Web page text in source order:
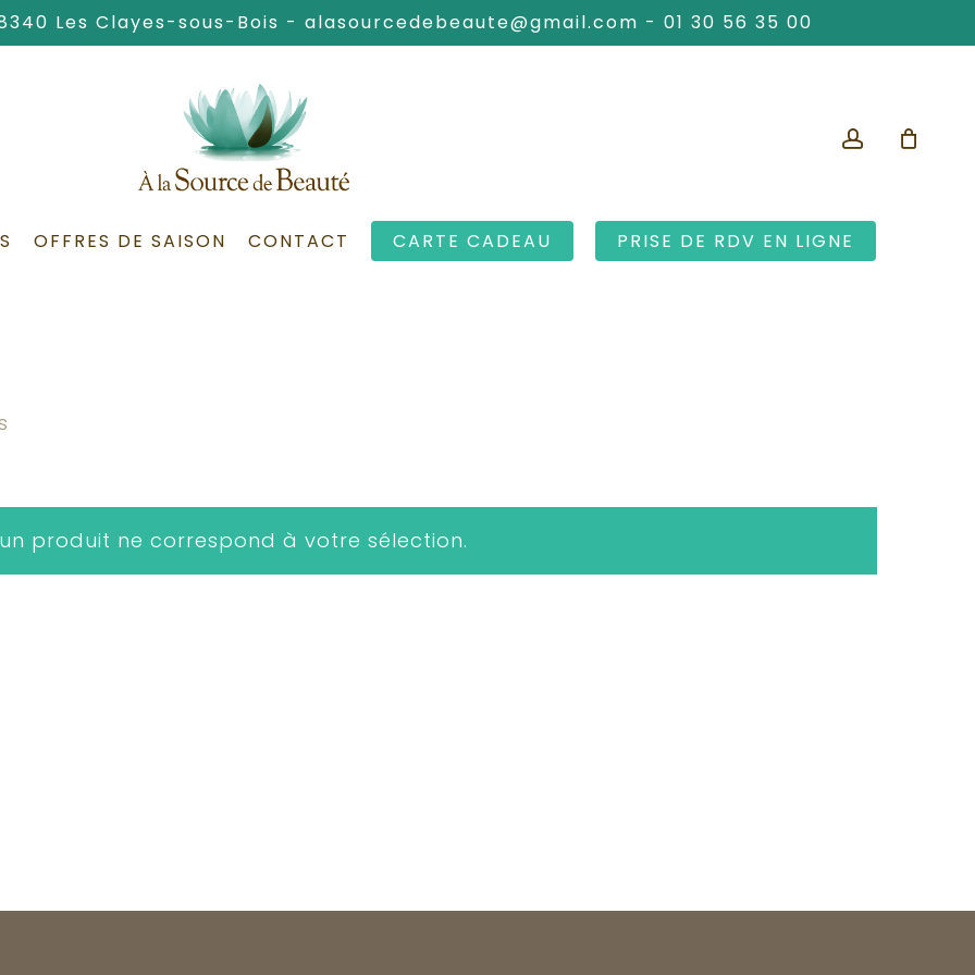
Les Clayes-sous-Bois - alasourcedebeaute@gmail.com - 01 30 56 35 00
account
OFFRES DE SAISON CONTACT CARTE CADEAU PRISE DE RDV EN LIGNE
produit ne correspond à votre sélection.